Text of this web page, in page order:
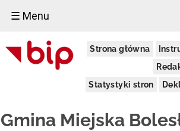
☰ Menu
Strona główna
Statystyki stron
Gmina Miejska
Urząd
Miasta
Informacje
Kierownictwo
Urzędu